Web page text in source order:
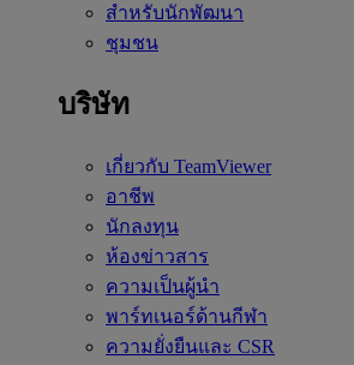
สำหรับนักพัฒนา
ชุมชน
บริษัท
เกี่ยวกับ TeamViewer
อาชีพ
นักลงทุน
ห้องข่าวสาร
ความเป็นผู้นำ
พาร์ทเนอร์ด้านกีฬา
ความยั่งยืนและ CSR